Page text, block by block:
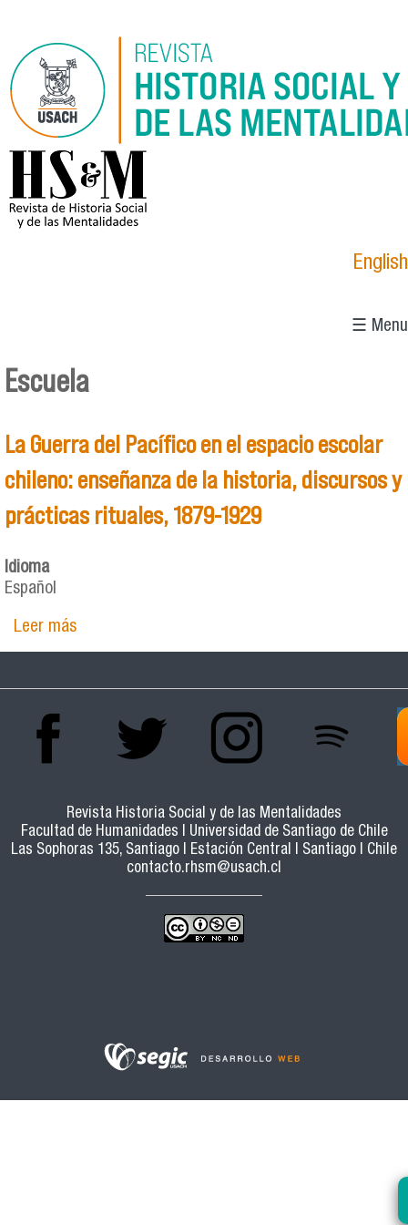
logo_hsm_2021.png
English
☰ Menu
Escuela
La Guerra del Pacífico en el espacio escolar
chileno: enseñanza de la historia, discursos y
prácticas rituales, 1879-1929
Idioma
Español
Leer mássobre La Guerra del Pacífico en el espacio
escolar chileno: enseñanza de la historia,
Revista Historia Social y de las Mentalidades
Facultad de Humanidades | Universidad de Santiago de Chile
Las Sophoras 135, Santiago | Estación Central | Santiago | Chile
contacto.rhsm@usach.cl